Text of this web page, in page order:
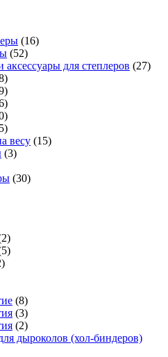
(16)
(52)
для степлеров (27)
весу (15)
(3)
(30)
(8)
(3)
(2)
дыроколов (хол-биндеров)